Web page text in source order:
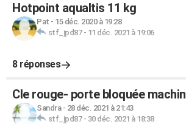
Hotpoint aqualtis 11 kg
Pat - 15 déc. 2020 à 19:28
stf_jpd87- 11 déc. 2021 à 19:06
8 réponses
Cle rouge- porte bloquée
Sandra- 28 déc. 2021 à 21:43
stf_jpd87- 30 déc. 2021 à 18:38